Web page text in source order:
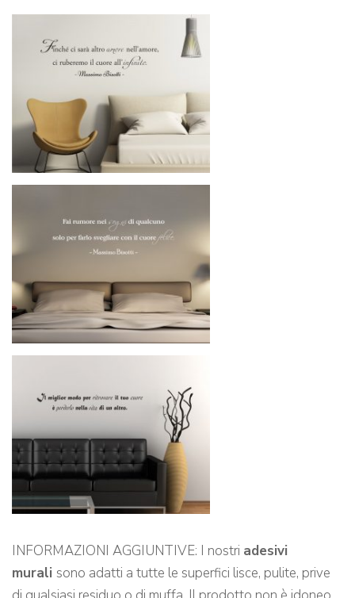
INFORMAZIONI AGGIUNTIVE: I nostri adesivi
murali sono adatti a tutte le superfici lisce, pulite, prive